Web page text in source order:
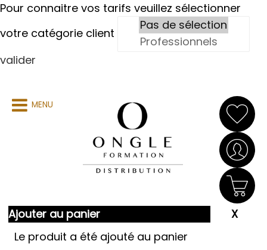
Pour connaitre vos tarifs veuillez sélectionner
votre catégorie client
valider
MENU
Ajouter au panier
Le produit a été ajouté au panier